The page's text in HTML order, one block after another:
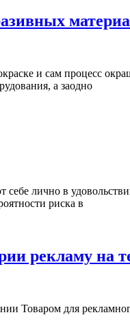
и сам процесс
а заодно
лично в
риска в
рекламу на
Товаром для